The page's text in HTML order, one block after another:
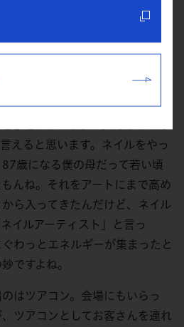
、「アロマセラピー」「アロマ
げたわけですね。その瞬間、そ
いは講演会が生まれたわけで
いな感じでお金がチャラチャラ
えると思います。ネイルをやっ
歳になる僕の母だって若い頃
んね。それをアートにまで高め
ら入ってきたんだけど、ネイル
イルアーティスト」と言っ
わっとエネルギーが集まったと
ですよね。
はツアコン。会場にもいらっ
ツアコンとしてお客さんを連れ